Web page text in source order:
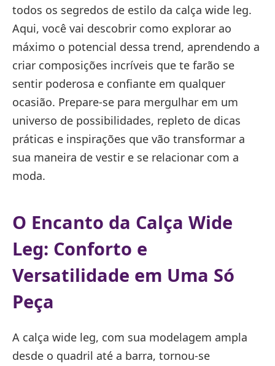
todos os segredos de estilo da calça wide leg.
Aqui, você vai descobrir como explorar ao
máximo o potencial dessa trend, aprendendo a
criar composições incríveis que te farão se
sentir poderosa e confiante em qualquer
ocasião. Prepare-se para mergulhar em um
universo de possibilidades, repleto de dicas
práticas e inspirações que vão transformar a
sua maneira de vestir e se relacionar com a
moda.
O Encanto da Calça Wide
Leg: Conforto e
Versatilidade em Uma Só
Peça
A calça wide leg, com sua modelagem ampla
desde o quadril até a barra, tornou-se